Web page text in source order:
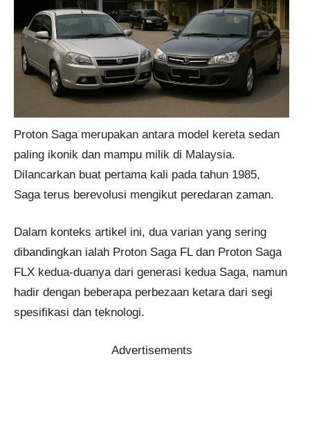
Proton Saga merupakan antara model kereta sedan
paling ikonik dan mampu milik di Malaysia.
Dilancarkan buat pertama kali pada tahun 1985,
Saga terus berevolusi mengikut peredaran zaman.
Dalam konteks artikel ini, dua varian yang sering
dibandingkan ialah Proton Saga FL dan Proton Saga
FLX kedua-duanya dari generasi kedua Saga, namun
hadir dengan beberapa perbezaan ketara dari segi
spesifikasi dan teknologi.
Advertisements